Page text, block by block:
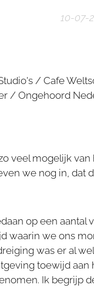
10-07-
/ Cafe
/ Ongehoord
veel mogelijk
we nog in, dat
op een aantal
waarin we ons
was er al
toewijd
Ik begrijp